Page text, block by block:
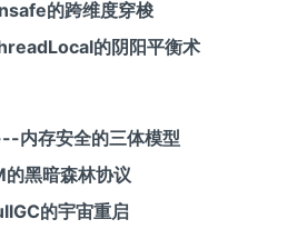
的跨维度穿梭
的阴阳平衡术
内存安全的三体模型
黑暗森林协议
的宇宙重启